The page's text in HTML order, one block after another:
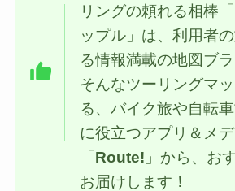
リングの頼れる相棒
ップル」は、利用者
る情報満載の地図ブラ
そんなツーリングマ
る、バイク旅や自転
に役立つアプリ＆メ
「 Route! 」から、お
お届けします！